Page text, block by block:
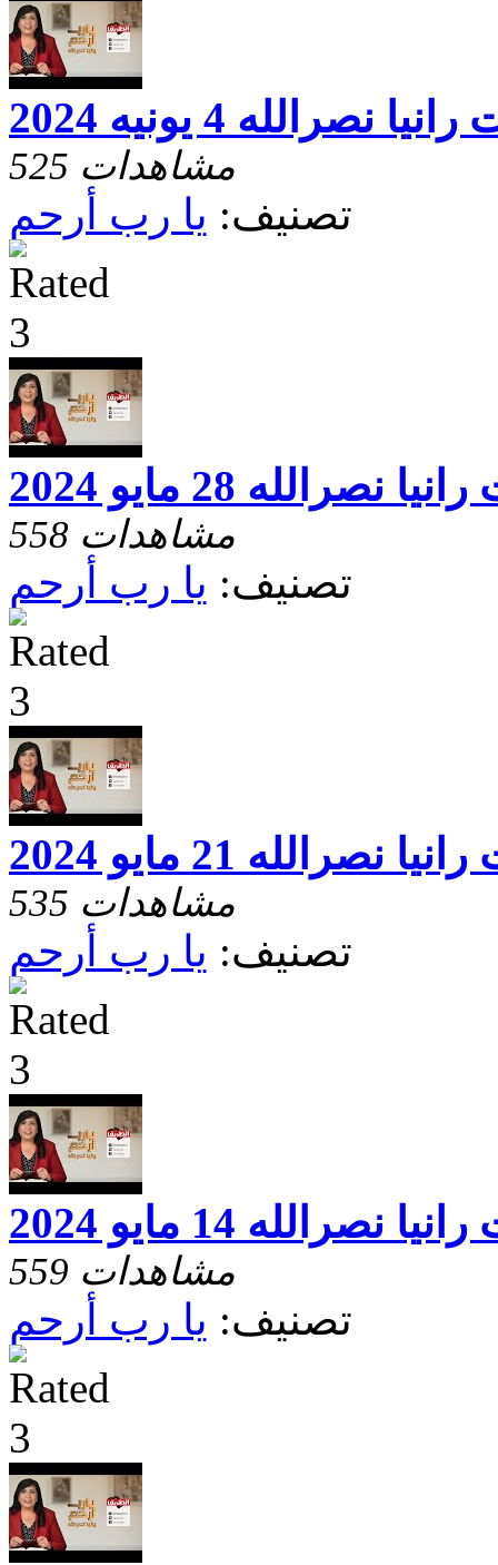
4 يونيه 2024
525 مشاهدات
تصنيف: يا رب أرحم
28 مايو 2024
558 مشاهدات
تصنيف: يا رب أرحم
21 مايو 2024
535 مشاهدات
تصنيف: يا رب أرحم
14 مايو 2024
559 مشاهدات
تصنيف: يا رب أرحم